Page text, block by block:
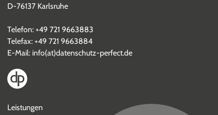
D-76137 Karlsruhe
Telefon: +49 721 9663883
Telefax: +49 721 9663884
E-Mail: info(at)datenschutz-perfect.de
Leistungen